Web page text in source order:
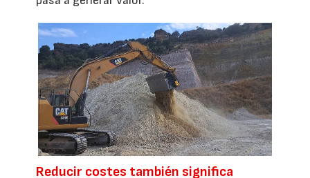
Reducir costes también significa